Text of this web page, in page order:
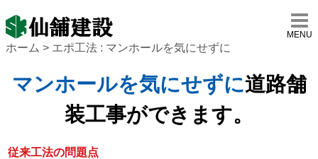
MENU
ホーム > エポ工法 : マンホールを気にせずに
マンホールを気にせずに道路舗
装工事ができます。
従来工法の問題点